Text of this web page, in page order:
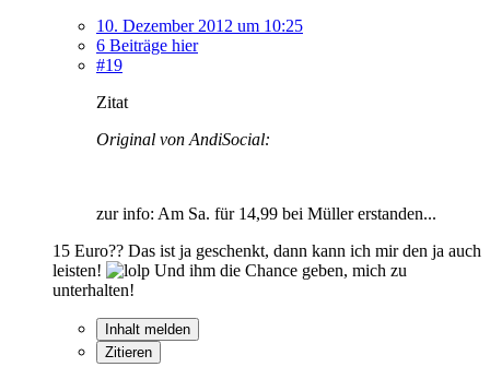
10. Dezember 2012 um 10:25
6 Beiträge hier
#19
Zitat
Original von AndiSocial:
zur info: Am Sa. für 14,99 bei Müller erstanden...
15 Euro?? Das ist ja geschenkt, dann kann ich mir den ja auch
leisten!
Und ihm die Chance geben, mich zu
unterhalten!
Inhalt melden
Zitieren